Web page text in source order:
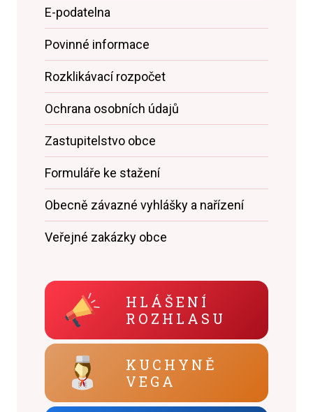
E-podatelna
Povinné informace
Rozklikávací rozpočet
Ochrana osobních údajů
Zastupitelstvo obce
Formuláře ke stažení
Obecně závazné vyhlášky a nařízení
Veřejné zakázky obce
HLÁŠENÍ
ROZHLASU
KUCHYNĚ
VEGA